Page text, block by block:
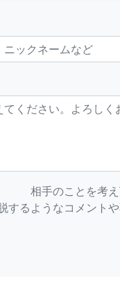
相手のことを考
するようなコメント